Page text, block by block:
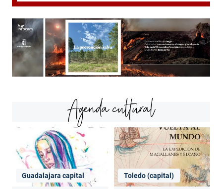
Agenda cultural
Guadalajara capital Toledo (capital)